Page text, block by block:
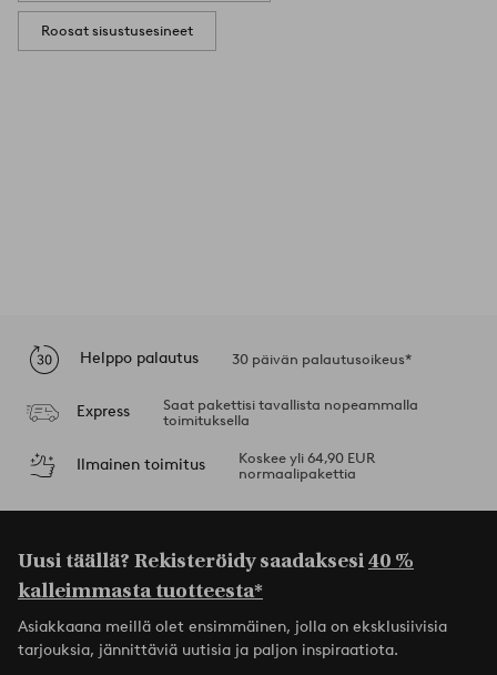
Roosat sisustusesineet
Helppo palautus 30 päivän palautusoikeus*
Express
Saat pakettisi tavallista nopeammalla
toimituksella
Ilmainen toimitus
Koskee yli 64,90 EUR
normaalipakettia
Uusi täällä? Rekisteröidy saadaksesi40 %
kalleimmasta tuotteesta*
Asiakkaana meillä olet ensimmäinen, jolla on eksklusiivisia
tarjouksia, jännittäviä uutisia ja paljon inspiraatiota.